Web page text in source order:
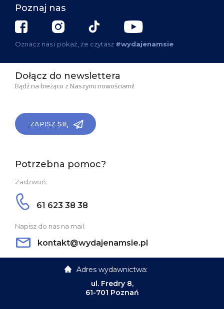
Poznaj nas
Oznacz nas i pokaż, że czytasz #wydajenamsie
Dołącz do newslettera
Bądź na bieżąco z Naszymi nowościami!
ZAPISZ SIĘ
Potrzebna pomoc?
Zadzwoń:
61 623 38 38
Napisz do nas na mail:
kontakt@wydajenamsie.pl
Adres wydawnictwa:
ul. Fredry 8,
61-701 Poznań